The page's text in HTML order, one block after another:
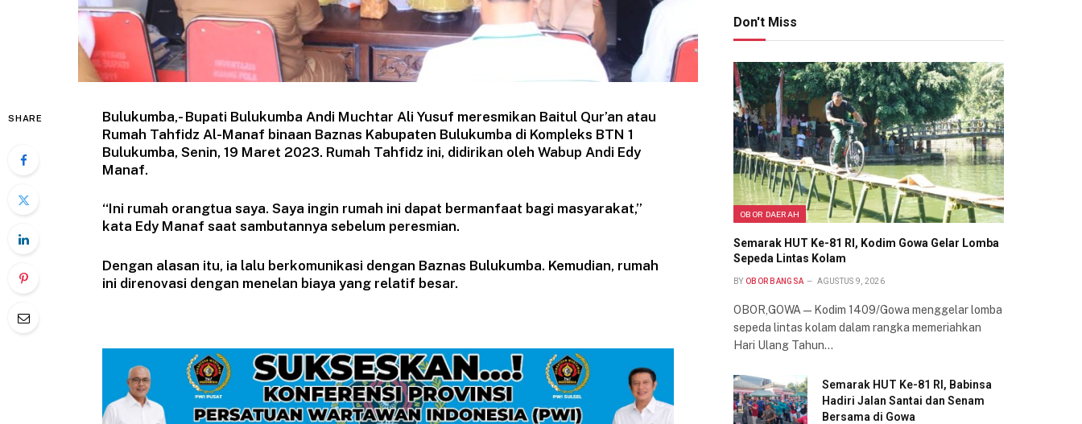
SHARE
Bulukumba,- Bupati Bulukumba Andi Muchtar Ali Yusuf meresmikan Baitul Qur’an atau
Rumah Tahfidz Al-Manaf binaan Baznas Kabupaten Bulukumba di Kompleks BTN 1
Bulukumba, Senin, 19 Maret 2023. Rumah Tahfidz ini, didirikan oleh Wabup Andi Edy
Manaf.
“Ini rumah orangtua saya. Saya ingin rumah ini dapat bermanfaat bagi masyarakat,”
kata Edy Manaf saat sambutannya sebelum peresmian.
Dengan alasan itu, ia lalu berkomunikasi dengan Baznas Bulukumba. Kemudian, rumah
ini direnovasi dengan menelan biaya yang relatif besar.
Don't Miss
OBOR DAERAH
Semarak HUT Ke-81 RI, Kodim Gowa Gelar Lomba
Sepeda Lintas Kolam
BY OBOR BANGSA AGUSTUS 9, 2026
OBOR,GOWA — Kodim 1409/Gowa menggelar lomba
sepeda lintas kolam dalam rangka memeriahkan
Hari Ulang Tahun…
Semarak HUT Ke-81 RI, Babinsa
Hadiri Jalan Santai dan Senam
Bersama di Gowa